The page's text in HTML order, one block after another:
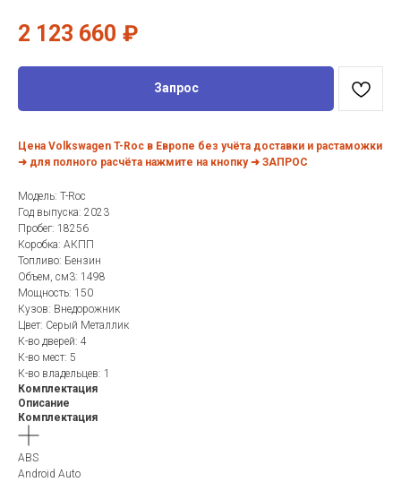
2 123 660 ₽
Запрос
Цена Volkswagen T-Roc в Европе без учёта доставки и растаможки
➜ для полного расчёта нажмите на кнопку ➜ ЗАПРОС
Модель: T-Roc
Год выпуска: 2023
Пробег: 18256
Коробка: АКПП
Топливо: Бензин
Объем, см3: 1498
Мощность: 150
Кузов: Внедорожник
Цвет: Серый Металлик
К-во дверей: 4
К-во мест: 5
К-во владельцев: 1
Комплектация
Описание
Комплектация
ABS
Android Auto